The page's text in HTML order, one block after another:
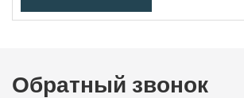
Обратный звонок